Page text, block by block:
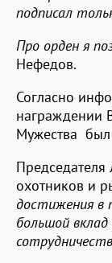
подписал
Про орден я
Нефедов.
Согласно
награждении
Мужества
охотников и
достижения в
большой